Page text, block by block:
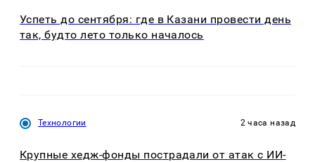
Успеть до сентября: где в Казани провести день
так, будто лето только началось
Технологии 2 часа назад
Крупные хедж-фонды пострадали от атак с ИИ-